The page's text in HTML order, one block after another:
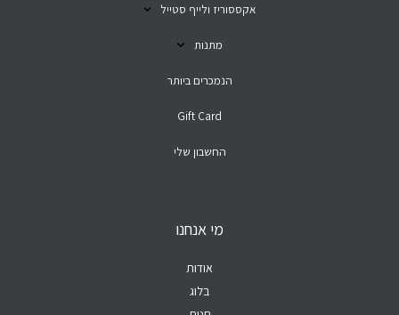
אקססוריז ולייף סטייל
מתנות
הנמכרים ביותר
Gift Card
החשבון שלי
מי אנחנו
אודות
בלוג